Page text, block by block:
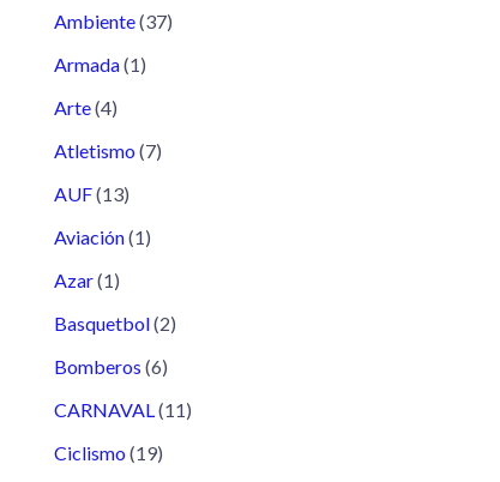
Ambiente(37)
Armada(1)
Arte(4)
Atletismo (7)
AUF(13)
Aviación(1)
Azar(1)
Basquetbol(2)
Bomberos (6)
CARNAVAL (11)
Ciclismo (19)